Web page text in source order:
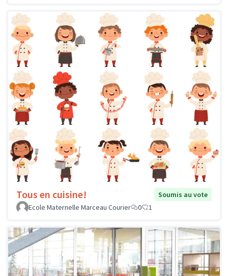
Tous en cuisine!
Soumis au vote
Ecole Maternelle Marceau Courier
0 1